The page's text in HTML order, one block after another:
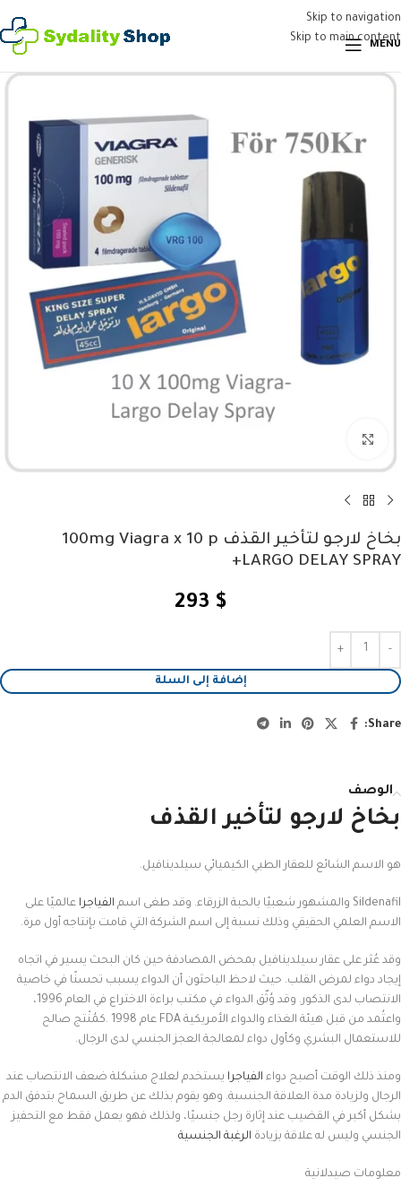
Skip to navigation
Skip to main content
MENU
بخاخ لارجو لتأخير القذف 100mg Viagra x 10 p
+LARGO DELAY SPRAY
293 $
إضافة إلى السلة
Share:
الوصف
بخاخ لارجو لتأخير القذف
هو الاسم الشائع للعقار الطبي الكيميائي سيلدينافيل.
Sildenafil والمشهور شعبيًا بالحبة الزرقاء. وقد طغى اسم الفياجرا عالميًا على
الاسم العلمي الحقيقي وذلك نسبة إلى اسم الشركة التي قامت بإنتاجه أول مرة.
وقد عُثر على عقار سيلدينافيل بمحض المصادفة حين كان البحث يسير في اتجاه
إيجاد دواء لمرض القلب. حيث لاحظ الباحثون أن الدواء يسبب تحسنًا في خاصية
الانتصاب لدى الذكور. وقد وُثّق الدواء في مكتب براءة الاختراع في العام 1996،
واعتُمد من قبل هيئة الغذاء والدواء الأمريكية FDA عام 1998 .كمُنْتج صالح
للاستعمال البشري وكأول دواء لمعالجة العجز الجنسي لدى الرجال.
ومنذ ذلك الوقت أصبح دواء الفياجرا يستخدم لعلاج مشكلة ضعف الانتصاب عند
الرجال ولزيادة مدة العلاقة الجنسية. وهو يقوم بذلك عن طريق السماح بتدفق الدم
بشكل أكبر في القضيب عند إثارة رجل جنسيًا، ولذلك فهو يعمل فقط مع التحفيز
الجنسي وليس له علاقة بزيادة الرغبة الجنسية
معلومات صيدلانية